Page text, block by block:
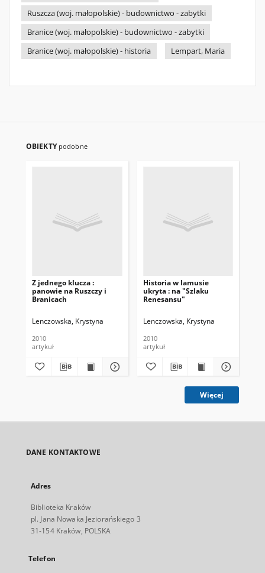
Ruszcza (woj. małopolskie) - budownictwo - zabytki
Branice (woj. małopolskie) - budownictwo - zabytki
Branice (woj. małopolskie) - historia
Lempart, Maria
OBIEKTY podobne
Z jednego klucza :
panowie na Ruszczy i
Branicach
Lenczowska, Krystyna
2010
artykuł
Historia w lamusie
ukryta : na "Szlaku
Renesansu"
Lenczowska, Krystyna
2010
artykuł
Więcej
DANE KONTAKTOWE
Adres
Biblioteka Kraków
pl. Jana Nowaka Jeziorańskiego 3
31-154 Kraków, POLSKA
Telefon